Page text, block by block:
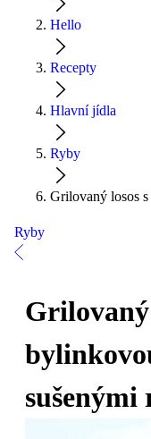
Hello
Recepty
Hlavní jídla
Ryby
Grilovaný losos
Ryby
Grilovaný
sušenými